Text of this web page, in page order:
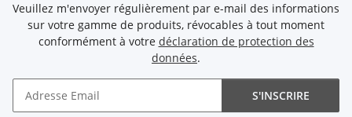
Veuillez m'envoyer régulièrement par e-mail des informations
sur votre gamme de produits, révocables à tout moment
conformément à votre déclaration de protection des
données.
S'INSCRIRE